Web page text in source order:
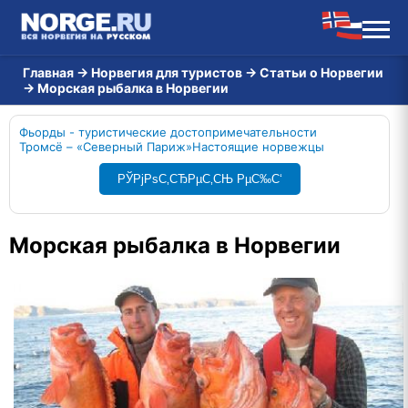
Главная → Норвегия для туристов → Статьи о Норвегии
→ Морская рыбалка в Норвегии
Фьорды - туристические достопримечательности
Тромсё – «Северный Париж»Настоящие норвежцы
РЎРјРѕС‚СЂРµС‚СЊ РµС‰С‘
Морская рыбалка в Норвегии